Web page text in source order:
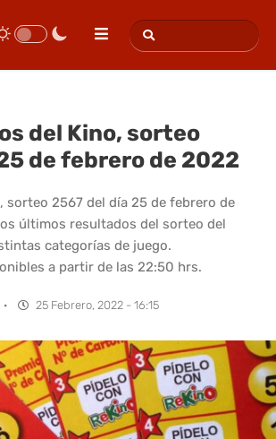
del Kino, sorteo
de febrero de 2022
sorteo 2567 del día 25 de febrero de
últimos resultados del sorteo del
categorías de juego.
a partir de las 22:50 hrs.
· 25 Febrero, 2022 - 16:15